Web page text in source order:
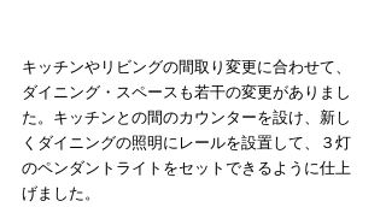
キッチンやリビングの間取り変更に合わせて、
ダイニング・スペースも若干の変更がありまし
た。キッチンとの間のカウンターを設け、新し
くダイニングの照明にレールを設置して、３灯
のペンダントライトをセットできるように仕上
げました。